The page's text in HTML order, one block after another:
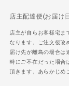
店主配達便(お届け
店主が自らお客様宅ま
なります。ご注文後改
届け先が離島の場合は
時にご不在だった場合
頂きます。あらかじめ